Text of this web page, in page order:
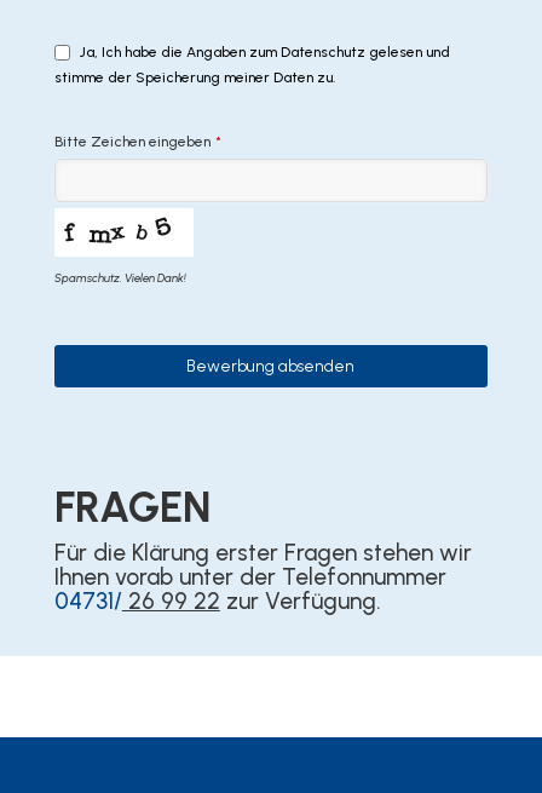
Ja, Ich habe die Angaben zum Datenschutz gelesen und
stimme der Speicherung meiner Daten zu.
Bitte Zeichen eingeben *
Spamschutz. Vielen Dank!
Bewerbung absenden
FRAGEN
Für die Klärung erster Fragen stehen wir
Ihnen vorab unter der Telefonnummer
04731/ 26 99 22 zur Verfügung.